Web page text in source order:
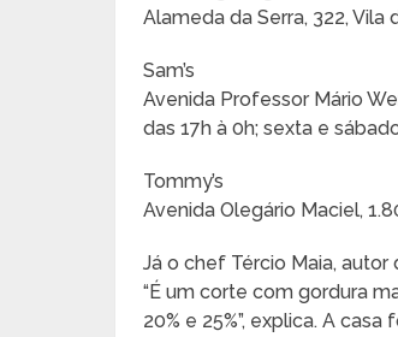
Alameda da Serra, 322,
Sam’s
Avenida Professor Mário
das 17h à 0h; sexta e
Tommy’s
Avenida Olegário Maciel,
Já o chef Tércio Maia, autor
“É um corte com gordura
20% e 25%”, explica. A